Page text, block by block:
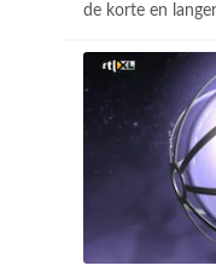
de korte en